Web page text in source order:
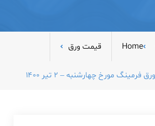
Home قیمت ورق
مورخ چهارشنبه – ۲ تیر ۱۴۰۰